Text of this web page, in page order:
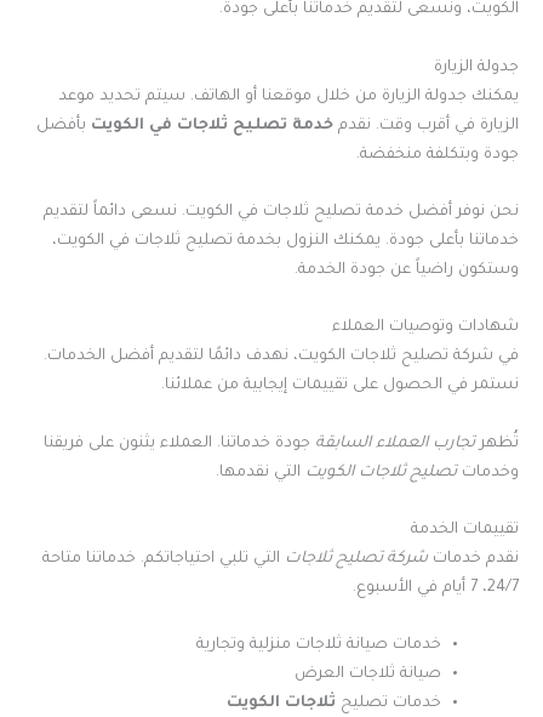
الكويت، ونسعى لتقديم خدماتنا بأعلى جودة.
جدولة الزيارة
يمكنك جدولة الزيارة من خلال موقعنا أو الهاتف. سيتم تحديد موعد
الزيارة في أقرب وقت. نقدم خدمة تصليح ثلاجات في الكويت بأفضل
جودة وبتكلفة منخفضة.
نحن نوفر أفضل خدمة تصليح ثلاجات في الكويت. نسعى دائماً لتقديم
خدماتنا بأعلى جودة. يمكنك النزول بخدمة تصليح ثلاجات في الكويت،
وستكون راضياً عن جودة الخدمة.
شهادات وتوصيات العملاء
في شركة تصليح ثلاجات الكويت، نهدف دائمًا لتقديم أفضل الخدمات.
نستمر في الحصول على تقييمات إيجابية من عملائنا.
تُظهرتجارب العملاء السابقة جودة خدماتنا. العملاء يثنون على فريقنا
وخدماتتصليح ثلاجات الكويت التي نقدمها.
تقييمات الخدمة
نقدم خدمات شركة تصليح ثلاجات التي تلبي احتياجاتكم. خدماتنا متاحة
24/7، 7 أيام في الأسبوع.
خدمات صيانة ثلاجات منزلية وتجارية
صيانة ثلاجات العرض
خدمات تصليح ثلاجات الكويت